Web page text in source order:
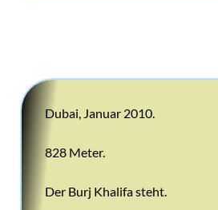
Dubai, Januar 2010.
828 Meter.
Der Burj Khalifa steht.